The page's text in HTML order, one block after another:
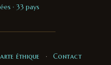
· 33 pays
éthique · Contact